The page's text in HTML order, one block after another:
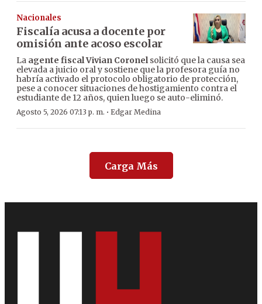
Nacionales
Fiscalía acusa a docente por
omisión ante acoso escolar
La agente fiscal Vivian Coronelsolicitó que la causa sea
elevada a juicio oral y sostiene que la profesora guía no
habría activado el protocolo obligatorio de protección,
pese a conocer situaciones de hostigamiento contra el
estudiante de 12 años, quien luego se auto-eliminó.
Agosto 5, 2026 07:13 p. m. · Edgar Medina
Carga Más